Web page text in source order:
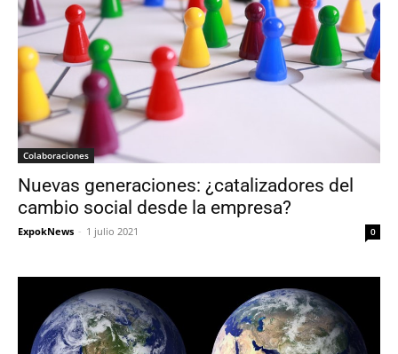
Colaboraciones
Nuevas generaciones: ¿catalizadores del
cambio social desde la empresa?
ExpokNews - 1 julio 2021 0